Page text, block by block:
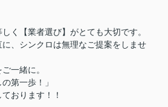
く【業者選び】がとても大切です。
、シンクロは無理なご提案をしませ
一緒に。
第一歩！」
おります！！